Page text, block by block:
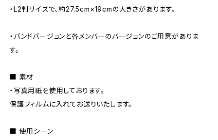
・L2判サイズで、約27.5cm×19cmの大きさがあります。
・バンドバージョンと各メンバーのバージョンのご用意がありま
す。
■ 素材
・写真用紙を使用しております。
保護フィルムに入れてお送りいたします。
■ 使用シーン